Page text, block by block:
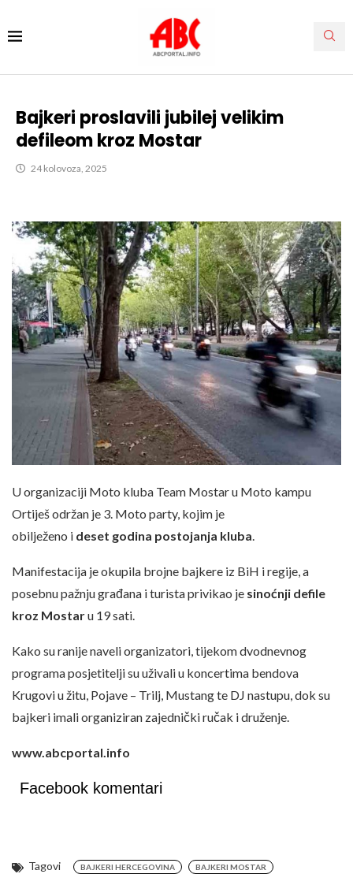
Bajkeri proslavili jubilej velikim
defileom kroz Mostar
24 kolovoza, 2025
U organizaciji Moto kluba Team Mostar u Moto kampu
Ortiješ održan je 3. Moto party, kojim je
obilježeno i deset godina postojanja kluba.
Manifestacija je okupila brojne bajkere iz BiH i regije, a
posebnu pažnju građana i turista privikao je sinoćnji defile
kroz Mostaru 19 sati.
Kako su ranije naveli organizatori, tijekom dvodnevnog
programa posjetitelji su uživali u koncertima bendova
Krugovi u žitu, Pojave – Trilj, Mustang te DJ nastupu, dok su
bajkeri imali organiziran zajednički ručak i druženje.
www.abcportal.info
Facebook komentari
Tagovi BAJKERI HERCEGOVINA BAJKERI MOSTAR